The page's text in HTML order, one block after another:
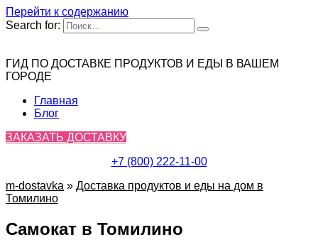
Перейти к содержанию
Search for:
ГИД ПО ДОСТАВКЕ ПРОДУКТОВ И ЕДЫ В ВАШЕМ
ГОРОДЕ
Главная
Блог
ЗАКАЗАТЬ ДОСТАВКУ
+7 (800) 222-11-00
m-dostavka » Доставка продуктов и еды на дом в
Томилино
Самокат в Томилино